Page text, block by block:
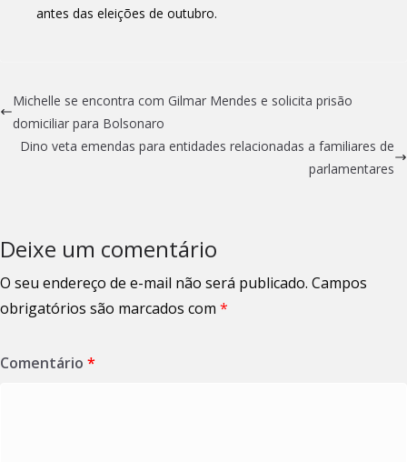
antes das eleições de outubro.
Michelle se encontra com Gilmar Mendes e solicita prisão
domiciliar para Bolsonaro
Dino veta emendas para entidades relacionadas a familiares de
parlamentares
Deixe um comentário
O seu endereço de e-mail não será publicado. Campos
obrigatórios são marcados com *
Comentário *